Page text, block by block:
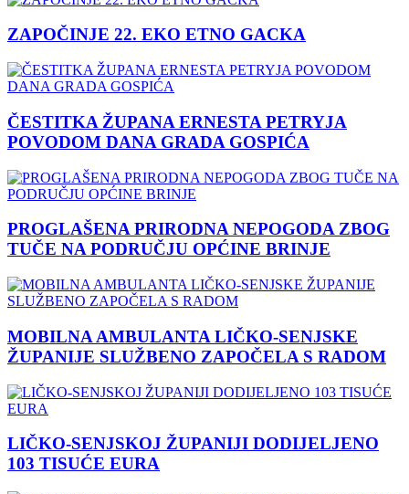
ZAPOČINJE 22. EKO ETNO GACKA
ČESTITKA ŽUPANA ERNESTA PETRYJA
POVODOM DANA GRADA GOSPIĆA
PROGLAŠENA PRIRODNA NEPOGODA ZBOG
TUČE NA PODRUČJU OPĆINE BRINJE
MOBILNA AMBULANTA LIČKO-SENJSKE
ŽUPANIJE SLUŽBENO ZAPOČELA S RADOM
LIČKO-SENJSKOJ ŽUPANIJI DODIJELJENO
103 TISUĆE EURA